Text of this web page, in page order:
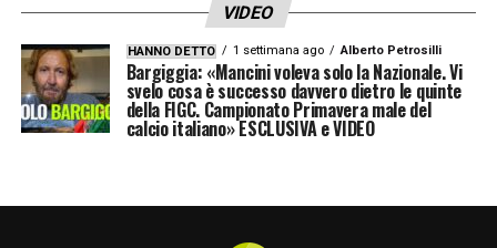
VIDEO
HANNO DETTO 1 settimana ago Alberto Petrosilli
Bargiggia: «Mancini voleva solo la Nazionale. Vi
svelo cosa è successo davvero dietro le quinte
della FIGC. Campionato Primavera male del
calcio italiano» ESCLUSIVA e VIDEO